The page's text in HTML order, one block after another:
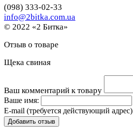
(098) 333-02-33
info@2bitka.com.ua
© 2022 «2 Битка»
Отзыв о товаре
Щека свиная
Ваш комментарий к товару
Ваше имя:
E-mail (требуется действующий адрес)